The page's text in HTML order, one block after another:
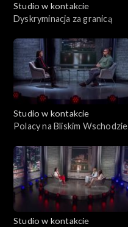
Studio w kontakcie
Dyskryminacja za granicą
Studio w kontakcie
Polacy na Bliskim Wschodzie
Studio w kontakcie